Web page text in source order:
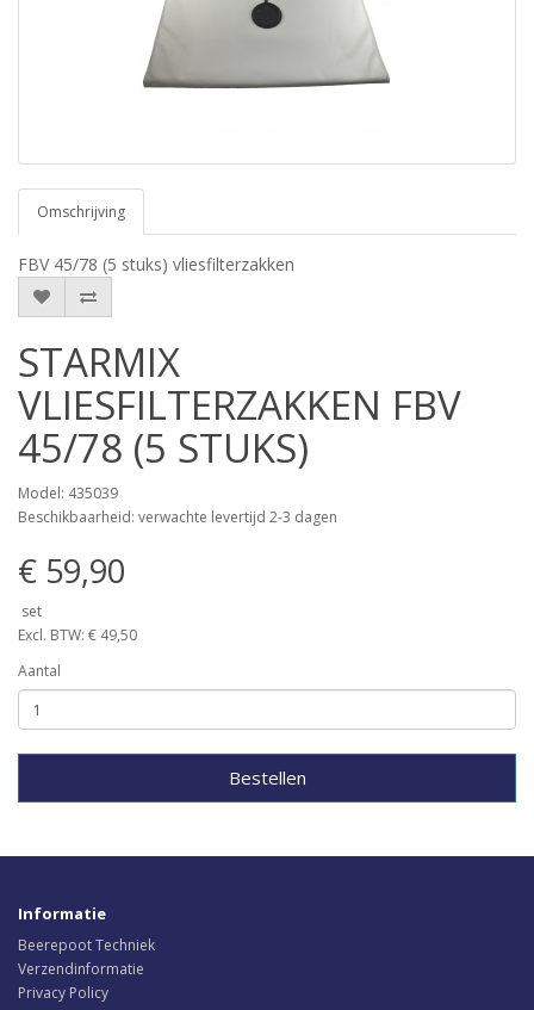
Omschrijving
FBV 45/78 (5 stuks) vliesfilterzakken
STARMIX
VLIESFILTERZAKKEN FBV
45/78 (5 STUKS)
Model: 435039
Beschikbaarheid: verwachte levertijd 2-3 dagen
€ 59,90
set
Excl. BTW: € 49,50
Aantal
Bestellen
Informatie
Beerepoot Techniek
Verzendinformatie
Privacy Policy